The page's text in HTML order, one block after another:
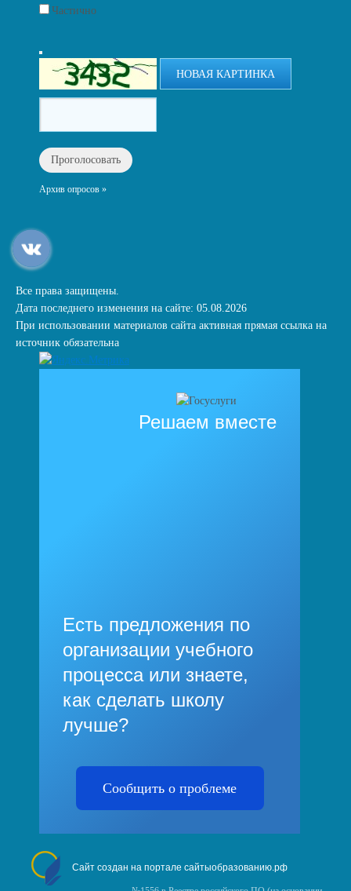
Частично
НОВАЯ КАРТИНКА
Архив опросов »
Все права защищены.
Дата последнего изменения на сайте: 05.08.2026
При использовании материалов сайта активная прямая ссылка на
источник обязательна
Решаем вместе
Есть предложения по
организации учебного
процесса или знаете,
как сделать школу
лучше?
Сообщить о проблеме
Сайт создан на портале сайтыобразованию.рф